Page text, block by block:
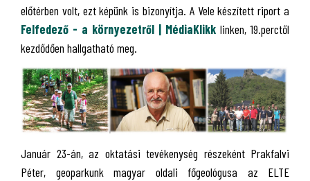
előtérben volt, ezt képünk is bizonyítja. A Vele készített riport a
Felfedező - a környezetről | MédiaKlikk linken, 19.perctől
kezdődően hallgatható meg.
Január 23-án, az oktatási tevékenység részeként Prakfalvi
Péter, geoparkunk magyar oldali főgeológusa az ELTE